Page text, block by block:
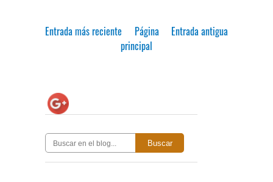
Entrada más reciente Entrada antigua
Página
principal
Buscar